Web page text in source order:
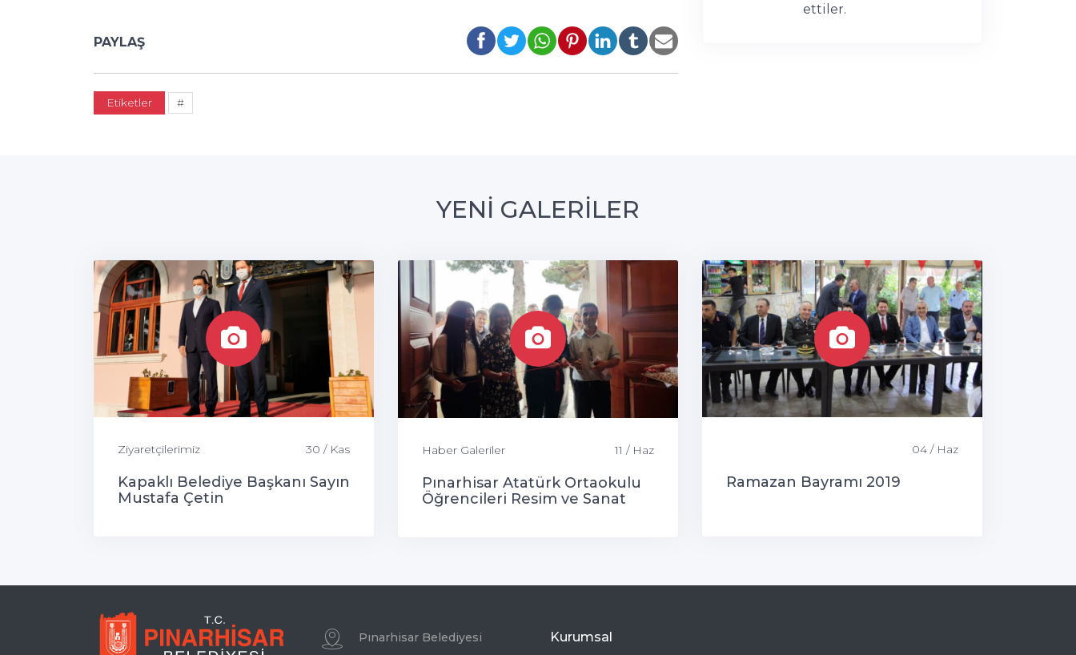
PAYLAŞ
Etiketler #
ettiler.
YENİ GALERİLER
Ziyaretçilerimiz 30 / Kas
Kapaklı Belediye Başkanı Sayın
Mustafa Çetin
Haber Galeriler 11 / Haz
Pınarhisar Atatürk Ortaokulu
Öğrencileri Resim ve Sanat
04 / Haz
Ramazan Bayramı 2019
Pınarhisar Belediyesi
Kurumsal